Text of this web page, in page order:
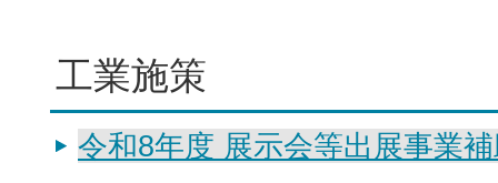
工業施策
令和8年度 展示会等出展事業